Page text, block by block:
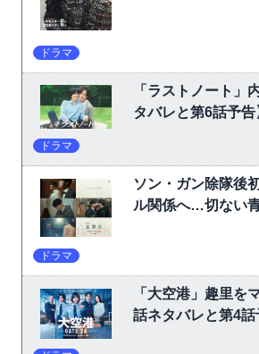
ドラマ
「ラストノート」
タバレと第6話予告
ドラマ
ソン・ガン除隊後
ル関係へ…切ない
ドラマ
「大空港」趣里を
話ネタバレと第4話